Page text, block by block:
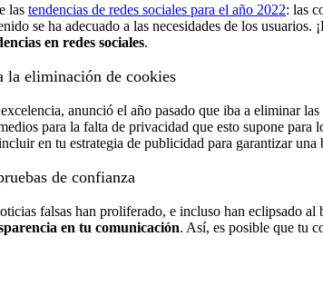
las tendencias de redes sociales para el año 2022: las
se ha adecuado a las necesidades de los
en redes sociales.
la eliminación de cookies
anunció el año pasado que iba a eliminar
para la falta de privacidad que esto supone para
en tu estrategia de publicidad para garantizar una
de confianza
falsas han proliferado, e incluso han eclipsado
en tu comunicación. Así, es posible que tu